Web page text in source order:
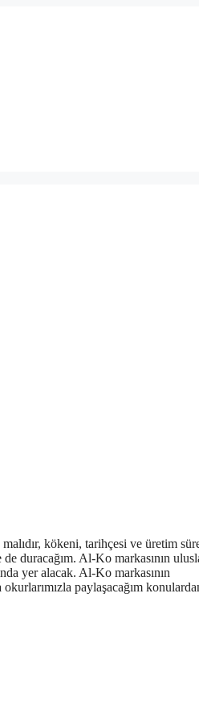
kökeni, tarihçesi ve üretim
duracağım. Al-Ko markasının
yer alacak. Al-Ko markasının
paylaşacağım